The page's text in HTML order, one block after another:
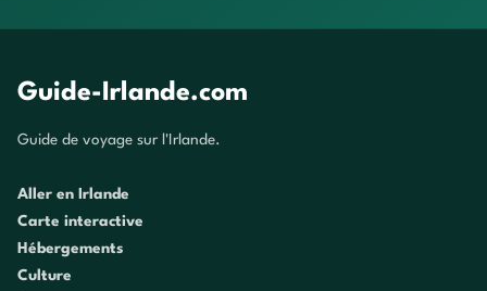
Guide-Irlande.com
Guide de voyage sur l'Irlande.
Aller en Irlande
Carte interactive
Hébergements
Culture